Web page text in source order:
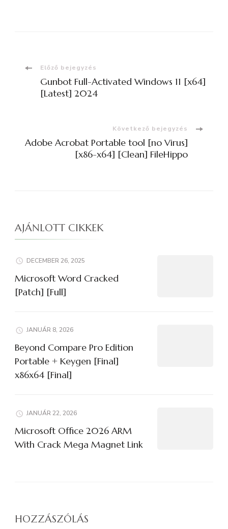
Bejegyzések
navigációja
Előző bejegyzés
Gunbot Full-Activated Windows 11 [x64]
[Latest] 2024
Következő bejegyzés
Adobe Acrobat Portable tool [no Virus]
[x86-x64] [Clean] FileHippo
AJÁNLOTT CIKKEK
DECEMBER 26, 2025
Microsoft Word Cracked
[Patch] [Full]
JANUÁR 8, 2026
Beyond Compare Pro Edition
Portable + Keygen [Final]
x86x64 [Final]
JANUÁR 22, 2026
Microsoft Office 2026 ARM
With Crack Mega Magnet Link
HOZZÁSZÓLÁS